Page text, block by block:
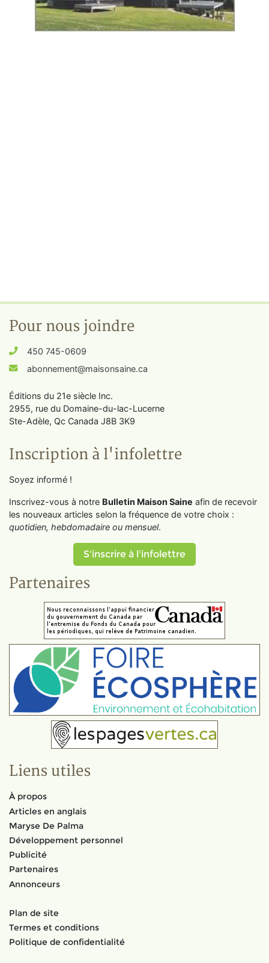
Pour nous joindre
450 745-0609
abonnement@maisonsaine.ca
Éditions du 21e siècle Inc.
2955, rue du Domaine-du-lac-Lucerne
Ste-Adèle, Qc Canada J8B 3K9
Inscription à l'infolettre
Soyez informé !
Inscrivez-vous à notre Bulletin Maison Saine afin de recevoir
les nouveaux articles selon la fréquence de votre choix :
quotidien, hebdomadaire ou mensuel.
S'inscrire à l'infolettre
Partenaires
Liens utiles
À propos
Articles en anglais
Maryse De Palma
Développement personnel
Publicité
Partenaires
Annonceurs
Plan de site
Termes et conditions
Politique de confidentialité